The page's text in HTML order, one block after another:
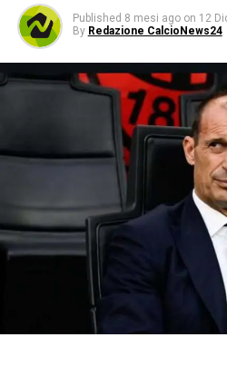
Published 8 mesi ago on 12
By Redazione CalcioNews24